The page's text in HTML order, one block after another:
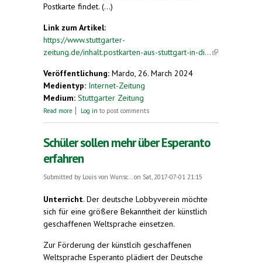
Postkarte findet. (...)
Link zum Artikel:
https://www.stuttgarter-
zeitung.de/inhalt.postkarten-aus-stuttgart-in-di...(link is
Veröffentlichung: Mardo, 26. March 2024
Medientyp: Internet-Zeitung
Medium: Stuttgarter Zeitung
Read more about Die Sprache Esperanto brachte sie zum
Log in to post comments
Schüler sollen mehr über Esperanto
erfahren
Submitted by Louis von Wunsc... on Sat, 2017-07-01 21:15
Unterricht. Der deutsche Lobbyverein möchte
sich für eine größere Bekanntheit der künstlich
geschaffenen Weltsprache einsetzen.
Zur Förderung der künstlcih geschaffenen
Weltsprache Esperanto plädiert der Deutsche